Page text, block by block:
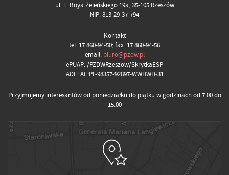
ul. T. Boya Żeleńskiego 19a, 35-105 Rzeszów
NIP: 813-29-37-794
Kontakt
tel. 17 860-94-50; fax. 17 860-94-56
email: biuro@pzdw.pl
ePUAP: /PZDWRzeszow/SkrytkaESP
ADE: AE:PL-98357-92897-WWHWH-31
Przyjmujemy interesantów od poniedziałku do piątku w godzinach od 7.00 do
15.00